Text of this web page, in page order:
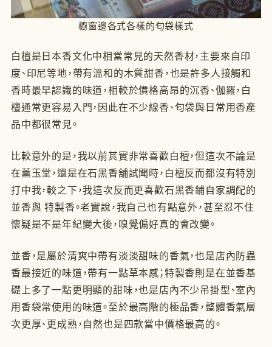
櫥窗邊各式各樣的匂袋樣式
白檀是日本香文化中相當常見的天然香材，主要來自印
度、印尼等地，帶有溫和的木質甜香，也是許多人接觸和
香時最早認識的味道，相較於價格高昂的沉香、伽羅，白
檀通常更容易入門，因此在不少線香、匂袋與日常用香產
品中都很常見。
比較意外的是，我以前其實非常喜歡白檀，但這次不論是
在薰玉堂，還是在石黑香舖試聞時，白檀反而都沒有特別
打中我，較之下，我這次反而更喜歡石黑香鋪自家調配的
並香與 特製香。老實說，我自己也有點意外，甚至忍不住
懷疑是不是年紀變大後，嗅覺偏好真的會改變。
並香，是屬於清爽中帶有淡淡甜味的香氣，也是店內防蟲
香最接近的味道，帶有一點草本感；特製香則是在並香基
礎上多了一點更明顯的甜味，也是店內不少吊掛型、室內
用香袋常使用的味道。至於最高階的極品香，整體香氣層
次更厚、更成熟，自然也是四款當中價格最高的。